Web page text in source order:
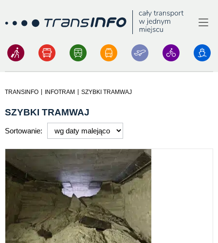
Logo Menu
TRANSINFO INFOTRAM SZYBKI TRAMWAJ
SZYBKI TRAMWAJ
Sortowanie: